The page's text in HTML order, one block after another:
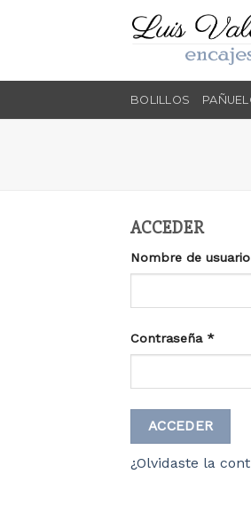
BOLILLOS
ACCEDER
Nombre de
Contraseña *
¿Olvidaste la